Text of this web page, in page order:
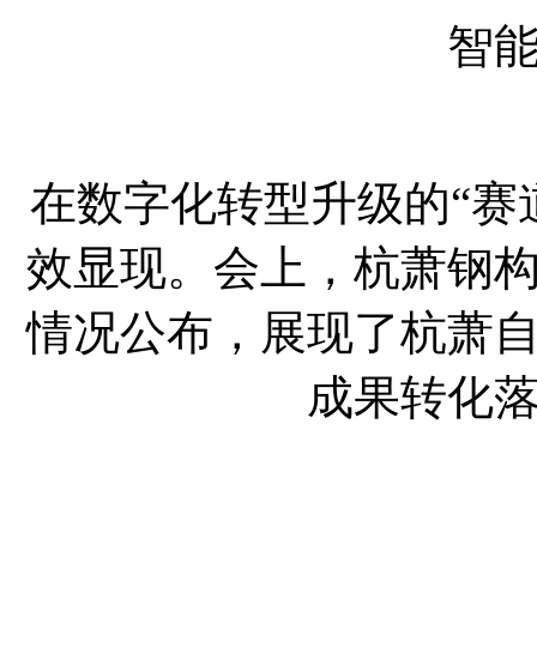
智
在数字化转型升级的“
效显现。会上，杭萧钢
情况公布，展现了杭萧
成果转化